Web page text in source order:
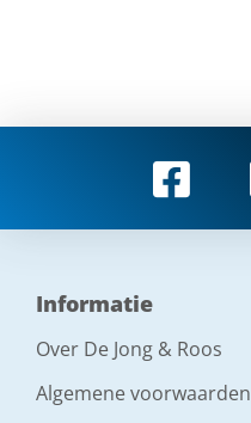
Informatie
Over De Jong & Roos
Algemene voorwaarden